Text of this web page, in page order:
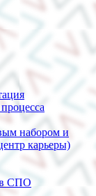
набором и
карьеры)
в СПО